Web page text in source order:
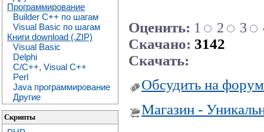
Программирование
Builder C++ по шагам
Visual Basic по шагам
Книги download (.ZIP)
Visual Basic
Delphi
C/C++, Visual C++
Perl
Java программирование
Другие
Скрипты
Оценить: 1 2 3
Скачано: 3142
Скачать:
Обсудить на
Магазин -